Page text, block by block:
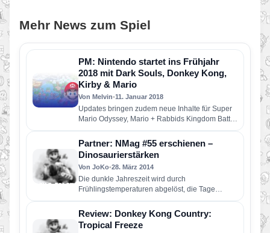
Mehr News zum Spiel
PM: Nintendo startet ins Frühjahr
2018 mit Dark Souls, Donkey Kong,
Kirby & Mario
Von Melvin•11. Januar 2018
Updates bringen zudem neue Inhalte für Super
Mario Odyssey, Mario + Rabbids Kingdom Battle
sowie Pokémon Tekken DX…
Partner: NMag #55 erschienen –
Dinosaurierstärken
Von JoKo•28. März 2014
Die dunkle Jahreszeit wird durch
Frühlingstemperaturen abgelöst, die Tage
werden wieder länger und neue Titel für Wii U…
Review: Donkey Kong Country:
Tropical Freeze